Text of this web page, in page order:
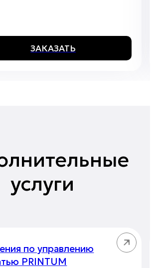
ЗАКАЗАТЬ
услуги
по управлению
PRINTUM